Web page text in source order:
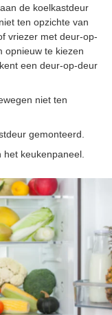
de koelkastdeur
ten opzichte van
vriezer met deur-op-
opnieuw te kiezen
een deur-op-deur
niet ten
gemonteerd.
keukenpaneel.